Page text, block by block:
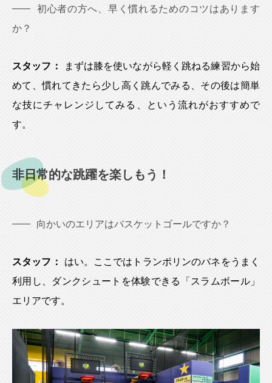
初心者の方へ、早く慣れるためのコツはあります
か？
スタッフ：
まずは膝を使いながら軽く跳ねる練習から始
めて、慣れてきたら少し高く跳んでみる、その後は簡単
な技にチャレンジしてみる、という流れがおすすめで
す。
非日常的な跳躍を楽しもう！
向かいのエリアはバスケットゴールですか？
スタッフ：
はい。ここではトランポリンのバネをうまく
利用し、ダンクシュートを体験できる「スラムボール」
エリアです。